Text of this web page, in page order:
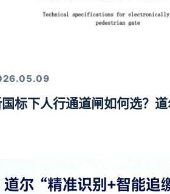
技术筑牢行业标杆
标下人行通道闸如何选？